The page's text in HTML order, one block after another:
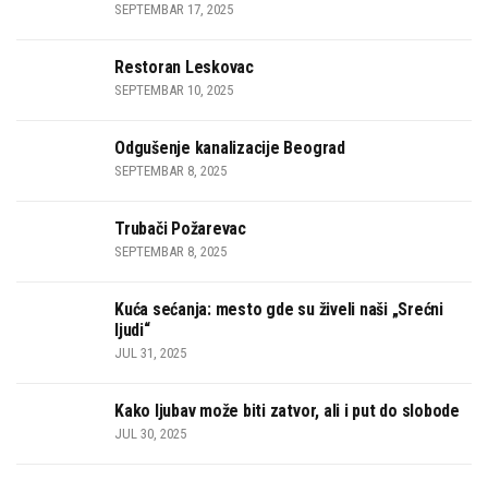
SEPTEMBAR 17, 2025
Restoran Leskovac
SEPTEMBAR 10, 2025
Odgušenje kanalizacije Beograd
SEPTEMBAR 8, 2025
Trubači Požarevac
SEPTEMBAR 8, 2025
Kuća sećanja: mesto gde su živeli naši „Srećni
ljudi“
JUL 31, 2025
Kako ljubav može biti zatvor, ali i put do slobode
JUL 30, 2025